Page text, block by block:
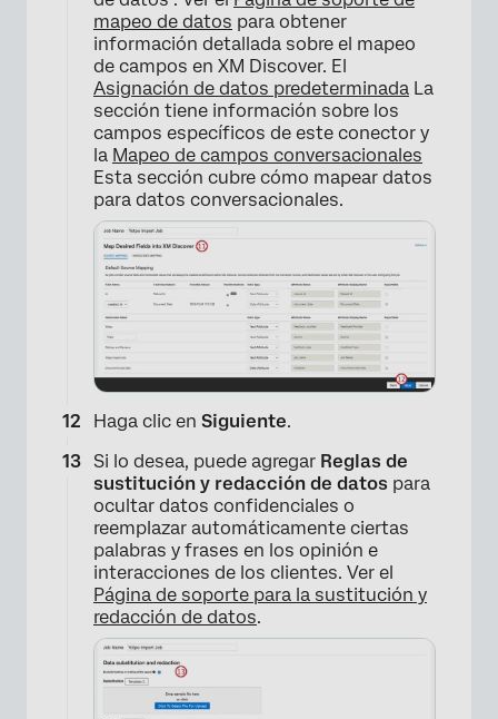
mapeo de datos para obtener
información detallada sobre el mapeo
de campos en XM Discover. El
Asignación de datos predeterminada La
sección tiene información sobre los
campos específicos de este conector y
la Mapeo de campos conversacionales
Esta sección cubre cómo mapear datos
para datos conversacionales.
Haga clic en Siguiente.
Si lo desea, puede agregar Reglas de
sustitución y redacción de datos para
ocultar datos confidenciales o
reemplazar automáticamente ciertas
palabras y frases en los opinión e
interacciones de los clientes. Ver el
Página de soporte para la sustitución y
redacción de datos.